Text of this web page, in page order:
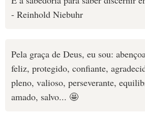
- Reinhold Niebuhr
Pela graça de Deus, eu sou:
feliz, protegido, confiante,
pleno, valioso, perseverante,
amado, salvo... 🤩